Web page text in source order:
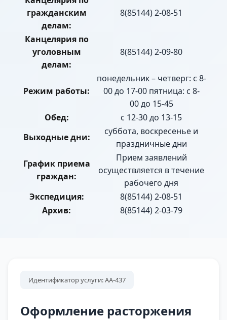
гражданским
делам:
8(85144) 2-08-51
Канцелярия по
уголовным
делам:
8(85144) 2-09-80
Режим работы:
понедельник – четверг: с 8-
00 до 17-00 пятница: с 8-
00 до 15-45
Обед:
с 12-30 до 13-15
Выходные дни:
суббота, воскресенье и
праздничные дни
График приема
граждан:
Прием заявлений
осуществляется в течение
рабочего дня
Экспедиция:
8(85144) 2-08-51
Архив:
8(85144) 2-03-79
Идентификатор услуги: АА-437
Оформление расторжения